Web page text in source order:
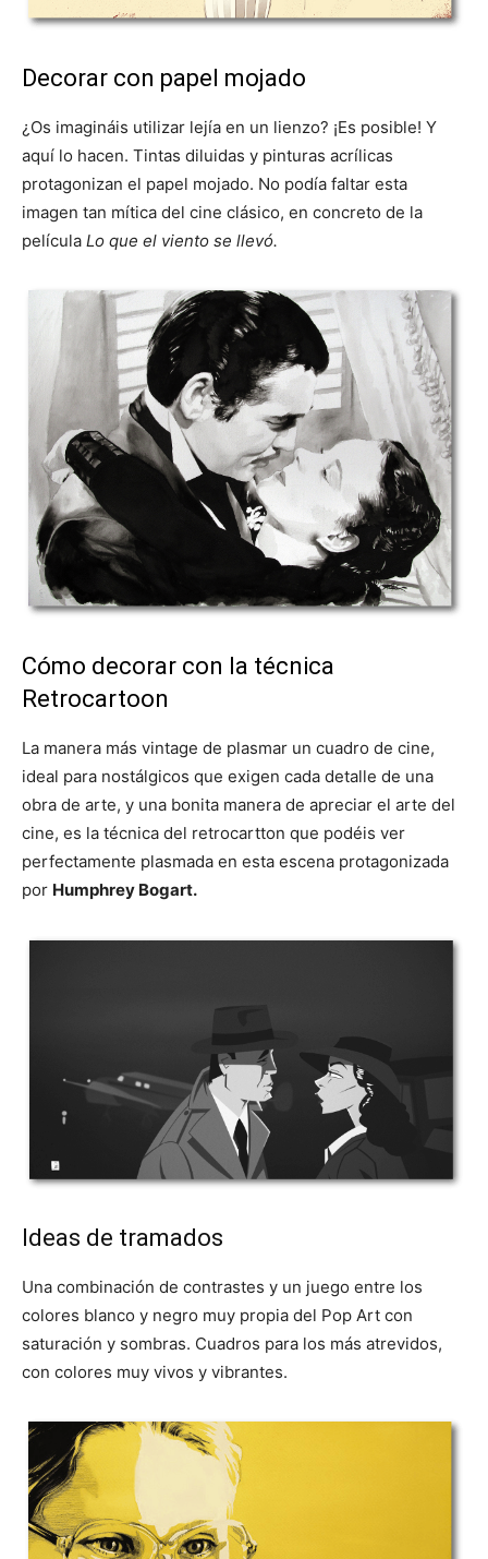
Decorar con papel mojado
¿Os imagináis utilizar lejía en un lienzo? ¡Es posible! Y
aquí lo hacen. Tintas diluidas y pinturas acrílicas
protagonizan el papel mojado. No podía faltar esta
imagen tan mítica del cine clásico, en concreto de la
película Lo que el viento se llevó.
Cómo decorar con la técnica
Retrocartoon
La manera más vintage de plasmar un cuadro de cine,
ideal para nostálgicos que exigen cada detalle de una
obra de arte, y una bonita manera de apreciar el arte del
cine, es la técnica del retrocartton que podéis ver
perfectamente plasmada en esta escena protagonizada
por Humphrey Bogart.
Ideas de tramados
Una combinación de contrastes y un juego entre los
colores blanco y negro muy propia del Pop Art con
saturación y sombras. Cuadros para los más atrevidos,
con colores muy vivos y vibrantes.